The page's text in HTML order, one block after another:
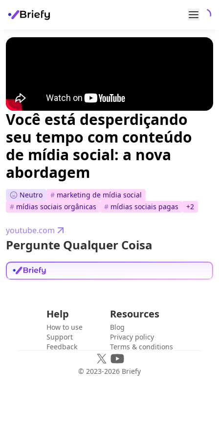
Você está desperdiçando
seu tempo com conteúdo
de mídia social: a nova
abordagem
Neutro # marketing de mídia social
# mídias sociais orgânicas # mídias sociais pagas +2
youtube.com
Pergunte Qualquer Coisa
Help
How to use
Support
Feedback
Resources
Blog
Privacy policy
Terms & conditions
© 2023-2026 Briefy